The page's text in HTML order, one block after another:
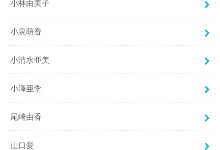
小林由美子
小泉萌香
小清水亜美
小澤亜李
尾崎由香
山口愛